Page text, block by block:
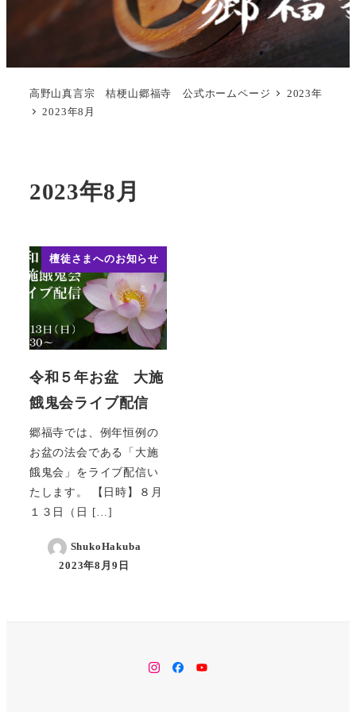
高野山真言宗 桔梗山郷福寺 公式ホームページ
2023年
2023年8月
2023年8月
檀徒さまへのお知らせ
令和５年お盆 大施
餓鬼会ライブ配信
郷福寺では、例年恒例の
お盆の法会である「大施
餓鬼会」をライブ配信い
たします。 【日時】８月
１３日（日 […]
ShukoHakuba
2023年8月9日
instagram
facebookYouTube